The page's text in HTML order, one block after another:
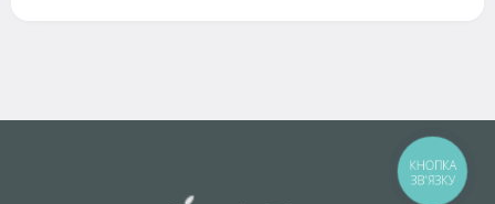
КНОПКА
ЗВ'ЯЗКУ